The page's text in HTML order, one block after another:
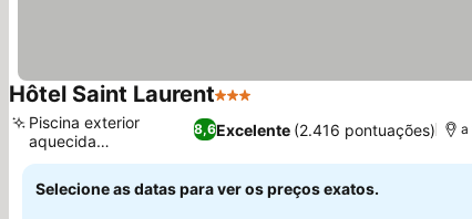
Hôtel Saint Laurent3 Estrelas
8,6Excelente (2.416 pontuações)
Piscina exterior
aquecida
sazonalmente
a
Selecione as datas para ver os preços exatos.